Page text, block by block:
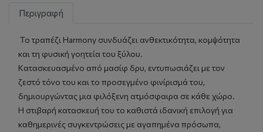
Περιγραφή
Το τραπέζι Harmony συνδυάζει ανθεκτικότητα, κομψότητα
και τη φυσική γοητεία του ξύλου.
Κατασκευασμένο από μασίφ δρυ, εντυπωσιάζει με τον
ζεστό τόνο του και το προσεγμένο φινίρισμά του,
δημιουργώντας μια φιλόξενη ατμόσφαιρα σε κάθε χώρο.
Η στιβαρή κατασκευή του το καθιστά ιδανική επιλογή για
καθημερινές συγκεντρώσεις με αγαπημένα πρόσωπα,